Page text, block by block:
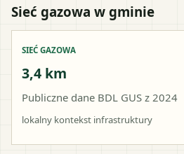
Sieć gazowa w gminie
SIEĆ GAZOWA
3,4 km
Publiczne dane BDL GUS z 2024
lokalny kontekst infrastruktury